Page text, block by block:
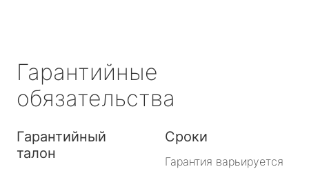
Гарантийные
обязательства
Гарантийный
талон
Сроки
Гарантия варьируется